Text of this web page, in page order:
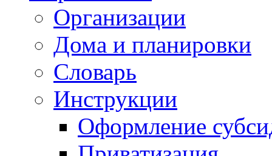
Организации
Дома и планировки
Словарь
Инструкции
Оформление